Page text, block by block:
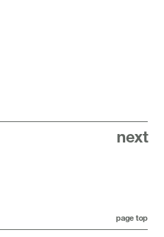
next
page top